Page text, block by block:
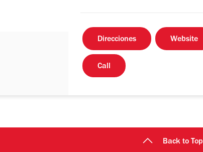
Direcciones Website
Call
Back to Top